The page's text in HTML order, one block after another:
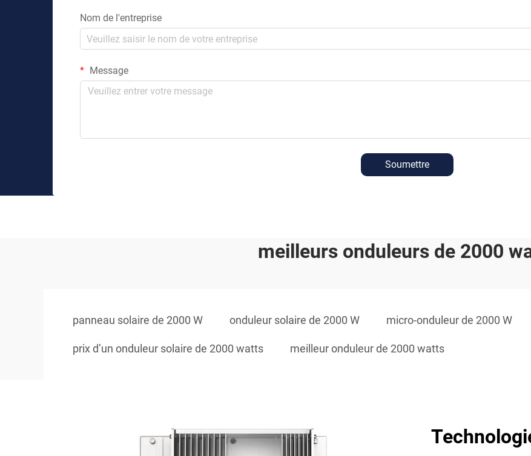
Nom de l'entreprise
Message
Soumettre
meilleurs onduleurs de 2000
panneau solaire de 2000 W onduleur solaire de 2000 W micro-onduleur de 2000 W
prix d’un onduleur solaire de 2000 watts meilleur onduleur de 2000 watts